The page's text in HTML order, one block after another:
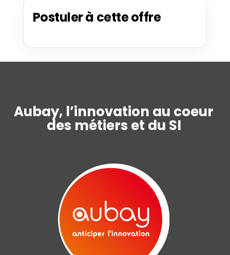
Postuler à cette offre
Aubay, l’innovation au coeur
des métiers et du SI